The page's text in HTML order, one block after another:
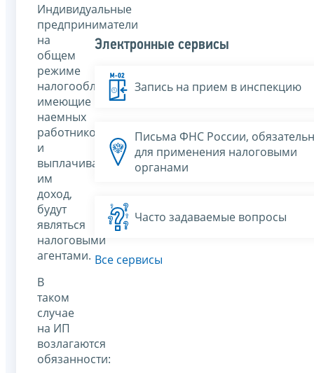
Индивидуальные
предприниматели
на
общем
режиме
налогообложения,
имеющие
наемных
работников
и
выплачивающие
им
доход,
будут
являться
налоговыми
агентами.
В
таком
случае
на ИП
возлагаются
обязанности:
Электронные сервисы
Запись на прием в инспекцию
Письма ФНС России,
для применения налоговыми
органами
Часто задаваемые вопросы
Все сервисы